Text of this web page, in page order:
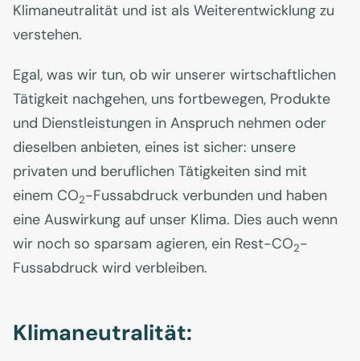
Klimaneutralität und ist als Weiterentwicklung zu
verstehen.
Egal, was wir tun, ob wir unserer wirtschaftlichen
Tätigkeit nachgehen, uns fortbewegen, Produkte
und Dienstleistungen in Anspruch nehmen oder
dieselben anbieten, eines ist sicher: unsere
privaten und beruflichen Tätigkeiten sind mit
einem CO2-Fussabdruck verbunden und haben
eine Auswirkung auf unser Klima. Dies auch wenn
wir noch so sparsam agieren, ein Rest-CO2-
Fussabdruck wird verbleiben.
Klimaneutralität: